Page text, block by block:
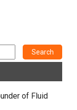
of Fluid